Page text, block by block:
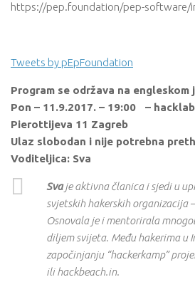
https://pep.foundation/pep-software/
Tweets by pEpFoundation
Program se održava na engleskom
Pon – 11.9.2017. – 19:00 –
Pierottijeva 11 Zagreb
Ulaz slobodan i nije potrebna
Voditeljica: Sva
Svaje aktivna članica i sjedi u
svjetskih hakerskih organizacija
Osnovala je i mentorirala
diljem svijeta. Među hakerima u
započinjanju “hackerkamp”
ili hackbeach.in.